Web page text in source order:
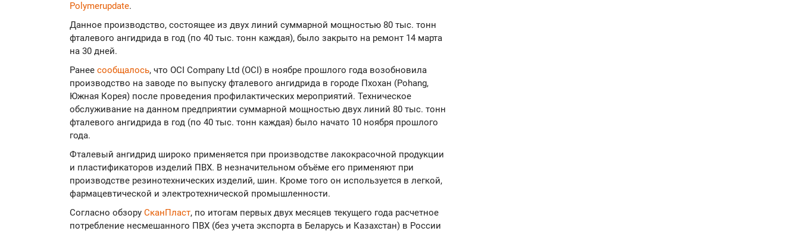
Polymerupdate.
Данное производство, состоящее из двух линий суммарной мощностью 80 тыс. тонн
фталевого ангидрида в год (по 40 тыс. тонн каждая), было закрыто на ремонт 14 марта
на 30 дней.
Ранее сообщалось, что OCI Company Ltd (OCI) в ноябре прошлого года возобновила
производство на заводе по выпуску фталевого ангидрида в городе Пхохан (Pohang,
Южная Корея) после проведения профилактических мероприятий. Техническое
обслуживание на данном предприятии суммарной мощностью двух линий 80 тыс. тонн
фталевого ангидрида в год (по 40 тыс. тонн каждая) было начато 10 ноября прошлого
года.
Фталевый ангидрид широко применяется при производстве лакокрасочной продукции
и пластификаторов изделий ПВХ. В незначительном объёме его применяют при
производстве резинотехнических изделий, шин. Кроме того он используется в легкой,
фармацевтической и электротехнической промышленности.
Согласно обзору СканПласт, по итогам первых двух месяцев текущего года расчетное
потребление несмешанного ПВХ (без учета экспорта в Беларусь и Казахстан) в России